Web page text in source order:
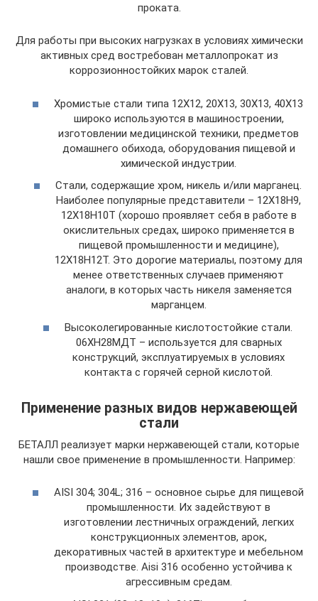
проката.
Для работы при высоких нагрузках в условиях химически
активных сред востребован металлопрокат из
коррозионностойких марок сталей.
Хромистые стали типа 12Х12, 20Х13, 30Х13, 40Х13
широко используются в машиностроении,
изготовлении медицинской техники, предметов
домашнего обихода, оборудования пищевой и
химической индустрии.
Стали, содержащие хром, никель и/или марганец.
Наиболее популярные представители – 12Х18Н9,
12Х18Н10Т (хорошо проявляет себя в работе в
окислительных средах, широко применяется в
пищевой промышленности и медицине),
12Х18Н12Т. Это дорогие материалы, поэтому для
менее ответственных случаев применяют
аналоги, в которых часть никеля заменяется
марганцем.
Высоколегированные кислотостойкие стали.
06ХН28МДТ – используется для сварных
конструкций, эксплуатируемых в условиях
контакта с горячей серной кислотой.
Применение разных видов нержавеющей
стали
БЕТАЛЛ реализует марки нержавеющей стали, которые
нашли свое применение в промышленности. Например:
AISI 304; 304L; 316 – основное сырье для пищевой
промышленности. Их задействуют в
изготовлении лестничных ограждений, легких
конструкционных элементов, арок,
декоративных частей в архитектуре и мебельном
производстве. Aisi 316 особенно устойчива к
агрессивным средам.